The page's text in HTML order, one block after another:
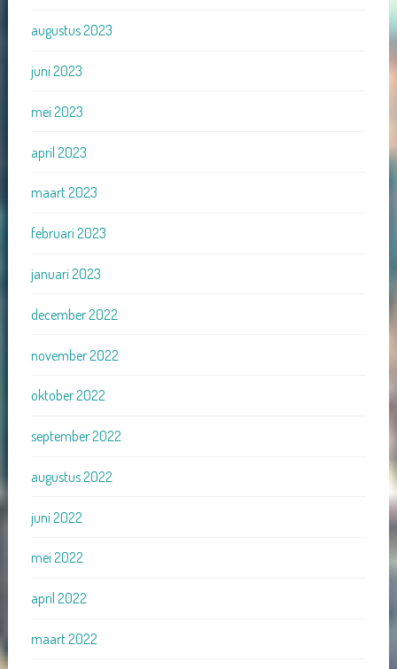
augustus 2023
juni 2023
mei 2023
april 2023
maart 2023
februari 2023
januari 2023
december 2022
november 2022
oktober 2022
september 2022
augustus 2022
juni 2022
mei 2022
april 2022
maart 2022